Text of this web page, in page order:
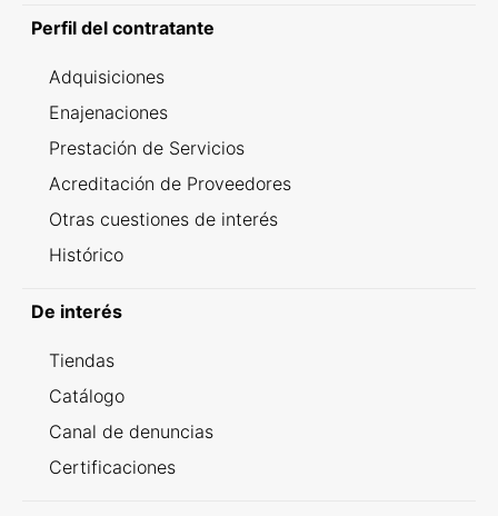
Perfil del contratante
Adquisiciones
Enajenaciones
Prestación de Servicios
Acreditación de Proveedores
Otras cuestiones de interés
Histórico
De interés
Tiendas
Catálogo
Canal de denuncias
Certificaciones